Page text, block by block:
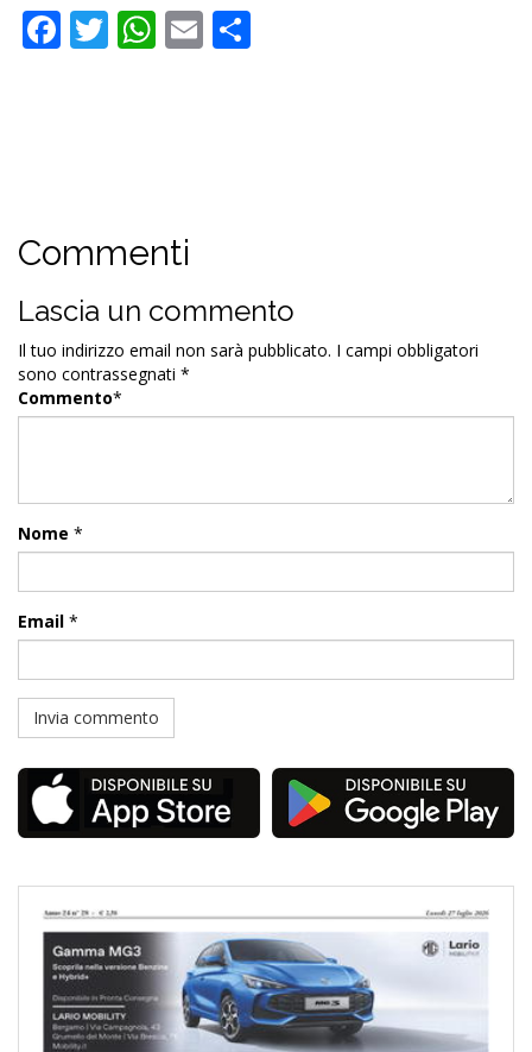
Facebook
Twitter
WhatsApp
Email
Commenti
Lascia un commento
Il tuo indirizzo email non sarà pubblicato. I campi obbligatori
sono contrassegnati *
Commento*
Nome *
Email *